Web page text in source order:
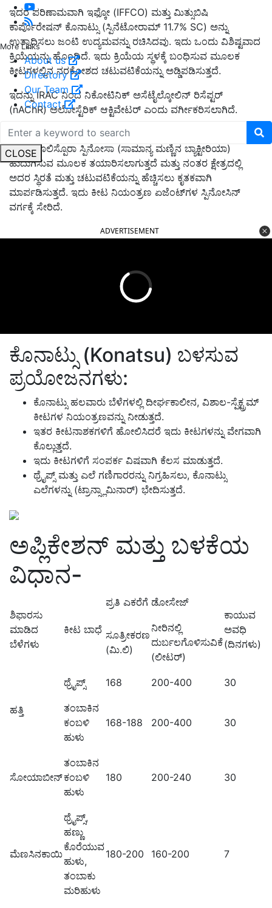
More Links
About us
Directory
Our Team
Contact
CLOSE
ಇದರ ಪರಿಣಾಮವಾಗಿ ಇಫ್ಕೋ (IFFCO) ಮತ್ತು ಮಿತ್ಸುಬಿಷಿ
ಕಾರ್ಪೊರೇಷನ್ ಕೊನಾಟ್ಸು (ಸ್ಪಿನೆಟೋರಾಮ್ 11.7% SC) ಅನ್ನು
ಉತ್ಪಾದಿಸಲು ಜಂಟಿ ಉದ್ಯಮವನ್ನು ರಚಿಸಿದವು. ಇದು ಒಂದು ವಿಶಿಷ್ಟವಾದ
ಕ್ರಿಯೆಯನ್ನು ಹೊಂದಿದೆ. ಇದು ಕ್ರಿಯೆಯ ಸ್ಥಳಕ್ಕೆ ಬಂಧಿಸುವ ಮೂಲಕ
ಕೀಟಗಳಲ್ಲಿನ ನರಕೋಶದ ಚಟುವಟಿಕೆಯನ್ನು ಅಡ್ಡಿಪಡಿಸುತ್ತದೆ.
ಇದನ್ನು IRAC ನಿಂದ ನಿಕೋಟಿನಿಕ್ ಅಸೆಟೈಲ್ಕೋಲಿನ್ ರಿಸೆಪ್ಟರ್
(nAChR) ಅಲೋಸ್ಟೆರಿಕ್ ಆಕ್ಟಿವೇಟರ್ ಎಂದು ವರ್ಗೀಕರಿಸಲಾಗಿದೆ.
ಕೊನಾಟ್ಸುದಲ್ಲಿನ ಸಕ್ರಿಯ ಘಟಕವು 'ಸ್ಪಿನೆಟೋರಾಮ್ 11.7% SC.' ಇದನ್ನು
ಸ್ಯಾಕ್ರೊಪೊಲಿಸ್ಪೊರಾ ಸ್ಪಿನೋಸಾ (ಸಾಮಾನ್ಯ ಮಣ್ಣಿನ ಬ್ಯಾಕ್ಟೀರಿಯಾ)
ಹುದುಗಿಸುವ ಮೂಲಕ ತಯಾರಿಸಲಾಗುತ್ತದೆ ಮತ್ತು ನಂತರ ಕ್ಷೇತ್ರದಲ್ಲಿ
ಅದರ ಸ್ಥಿರತೆ ಮತ್ತು ಚಟುವಟಿಕೆಯನ್ನು ಹೆಚ್ಚಿಸಲು ಕೃತಕವಾಗಿ
ಮಾರ್ಪಡಿಸುತ್ತದೆ. ಇದು ಕೀಟ ನಿಯಂತ್ರಣ ಏಜೆಂಟ್‌ಗಳ ಸ್ಪಿನೋಸಿನ್
ವರ್ಗಕ್ಕೆ ಸೇರಿದೆ.
ADVERTISEMENT
ಕೊನಾಟ್ಸು (Konatsu) ಬಳಸುವ
ಪ್ರಯೋಜನಗಳು:
ಕೊನಾಟ್ಸು ಹಲವಾರು ಬೆಳೆಗಳಲ್ಲಿ ದೀರ್ಘಕಾಲೀನ, ವಿಶಾಲ-ಸ್ಪೆಕ್ಟ್ರಮ್
ಕೀಟಗಳ ನಿಯಂತ್ರಣವನ್ನು ನೀಡುತ್ತದೆ.
ಇತರ ಕೀಟನಾಶಕಗಳಿಗೆ ಹೋಲಿಸಿದರೆ ಇದು ಕೀಟಗಳನ್ನು ವೇಗವಾಗಿ
ಕೊಲ್ಲುತ್ತದೆ.
ಇದು ಕೀಟಗಳಿಗೆ ಸಂಪರ್ಕ ವಿಷವಾಗಿ ಕೆಲಸ ಮಾಡುತ್ತದೆ.
ಥ್ರೈಪ್ಸ್ ಮತ್ತು ಎಲೆ ಗಣಿಗಾರರನ್ನು ನಿಗ್ರಹಿಸಲು, ಕೊನಾಟ್ಸು
ಎಲೆಗಳನ್ನು (ಟ್ರಾನ್ಸ್ಲಾಮಿನಾರ್) ಭೇದಿಸುತ್ತದೆ.
ಅಪ್ಲಿಕೇಶನ್ ಮತ್ತು ಬಳಕೆಯ
ವಿಧಾನ-
ಶಿಫಾರಸು
ಮಾಡಿದ
ಬೆಳೆಗಳು
ಕೀಟ ಬಾಧೆ
ಪ್ರತಿ ಎಕರೆಗೆ ಡೋಸೇಜ್
ಕಾಯುವ
ಅವಧಿ
(ದಿನಗಳು)
ಸೂತ್ರೀಕರಣ
(ಮಿ.ಲಿ)
ನೀರಿನಲ್ಲಿ
ದುರ್ಬಲಗೊಳಿಸುವಿಕೆ
(ಲೀಟರ್)
ಹತ್ತಿ
ಥ್ರೈಪ್ಸ್ 168 200-400 30
ತಂಬಾಕಿನ
ಕಂಬಳಿ
ಹುಳು
168-188 200-400 30
ಸೋಯಾಬೀನ್
ತಂಬಾಕಿನ
ಕಂಬಳಿ
ಹುಳು
180 200-240 30
ಮೆಣಸಿನಕಾಯಿ
ಥ್ರೈಪ್ಸ್,
ಹಣ್ಣು
ಕೊರೆಯುವ
ಹುಳು,
ತಂಬಾಕು
ಮರಿಹುಳು
180-200 160-200 7